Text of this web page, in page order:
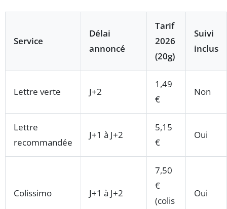
Service
Délai
annoncé
Tarif
2026
(20g)
Suivi
inclus
Lettre verte J+2
1,49
€
Non
Lettre
recommandée
J+1 à J+2
5,15
€
Oui
Colissimo J+1 à J+2
7,50
€
(colis
Oui